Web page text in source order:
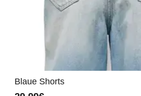
Blaue Shorts